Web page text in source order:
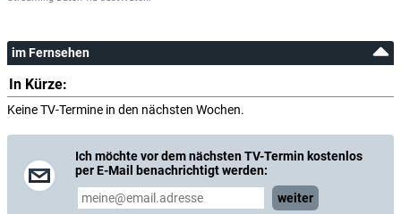
im Fernsehen
In Kürze:
Keine TV-Termine in den nächsten Wochen.
Ich möchte vor dem nächsten TV-Termin kostenlos
per E-Mail benachrichtigt werden:
weiter